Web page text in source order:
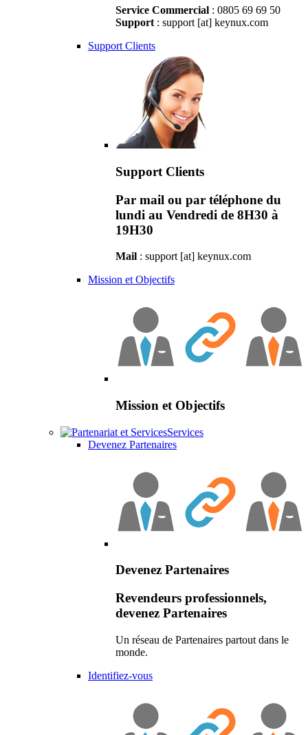
Service Commercial : 0805 69 69 50
Support : support [at] keynux.com
Support Clients
Support Clients
Par mail ou par téléphone du
lundi au Vendredi de 8H30 à
19H30
Mail : support [at] keynux.com
Mission et Objectifs
Mission et Objectifs
Services
Devenez Partenaires
Devenez Partenaires
Revendeurs professionnels,
devenez Partenaires
Un réseau de Partenaires partout dans le
monde.
Identifiez-vous